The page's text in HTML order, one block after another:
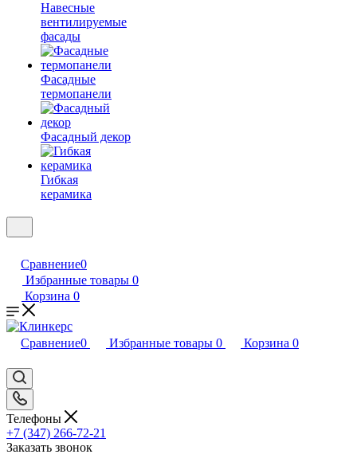
Навесные
вентилируемые
фасады
Фасадные
термопанели
Фасадный декор
Гибкая
керамика
Сравнение0
Избранные товары 0
Корзина 0
Сравнение0 Избранные товары 0 Корзина 0
Телефоны
+7 (347) 266-72-21
Заказать звонок